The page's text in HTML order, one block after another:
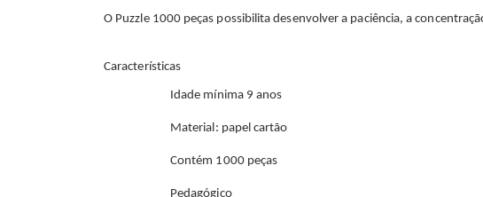
O Puzzle 1000 peças possibilita desenvolver a paciência, a
Características
Idade mínima 9 anos
Material: papel cartão
Contém 1000 peças
Pedagógico